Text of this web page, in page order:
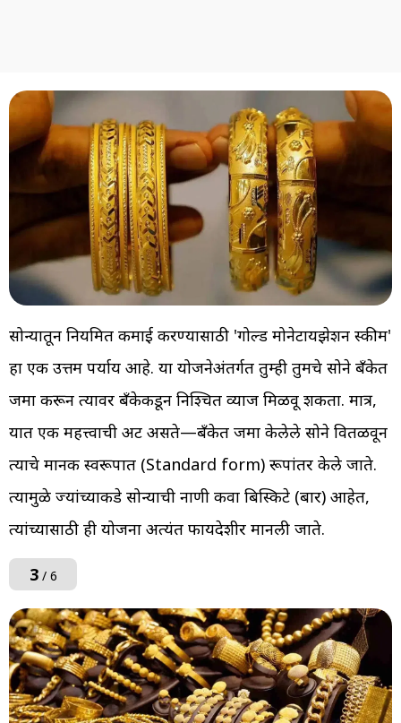
सोन्यातून नियमित कमाई करण्यासाठी 'गोल्ड मोनेटायझेशन स्कीम'
हा एक उत्तम पर्याय आहे. या योजनेअंतर्गत तुम्ही तुमचे सोने बँकेत
जमा करून त्यावर बँकेकडून निश्चित व्याज मिळवू शकता. मात्र,
यात एक महत्त्वाची अट असते—बँकेत जमा केलेले सोने वितळवून
त्याचे मानक स्वरूपात (Standard form) रूपांतर केले जाते.
त्यामुळे ज्यांच्याकडे सोन्याची नाणी किंवा बिस्किटे (बार) आहेत,
त्यांच्यासाठी ही योजना अत्यंत फायदेशीर मानली जाते.
3/ 6